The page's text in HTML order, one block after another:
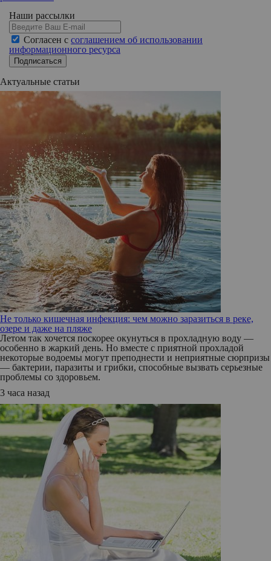
Наши рассылки
Согласен с соглашением об использовании
информационного ресурса
Подписаться
Актуальные статьи
Не только кишечная инфекция: чем можно заразиться в реке,
озере и даже на пляже
Летом так хочется поскорее окунуться в прохладную воду —
особенно в жаркий день. Но вместе с приятной прохладой
некоторые водоемы могут преподнести и неприятные сюрпризы
— бактерии, паразиты и грибки, способные вызвать серьезные
проблемы со здоровьем.
3 часа назад